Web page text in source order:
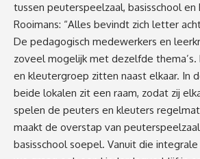
tussen peuterspeelzaal, basisschool en
Rooimans: “Alles bevindt zich letter
De pedagogisch medewerkers en
zoveel mogelijk met dezelfde
en kleutergroep zitten naast elkaar. In
beide lokalen zit een raam, zodat zij
spelen de peuters en kleuters
maakt de overstap van
basisschool soepel. Vanuit die